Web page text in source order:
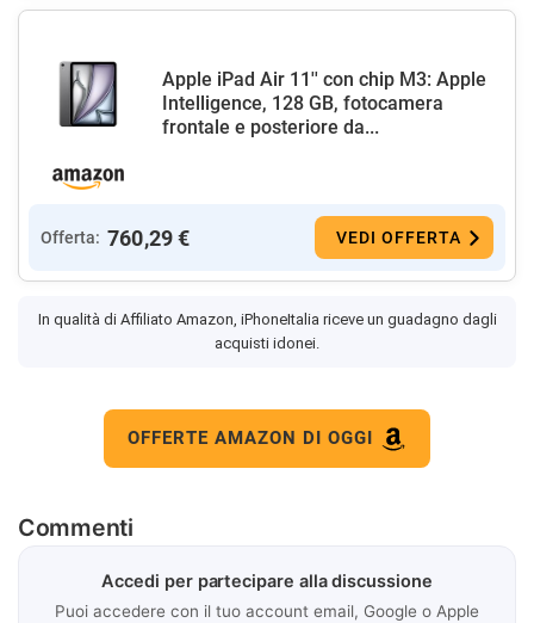
Apple iPad Air 11'' con chip M3: Apple
Intelligence, 128 GB, fotocamera
frontale e posteriore da...
Offerta: 760,29 € VEDI OFFERTA
In qualità di Affiliato Amazon, iPhoneItalia riceve un guadagno dagli
acquisti idonei.
OFFERTE AMAZON DI OGGI
Commenti
Accedi per partecipare alla discussione
Puoi accedere con il tuo account email, Google o Apple